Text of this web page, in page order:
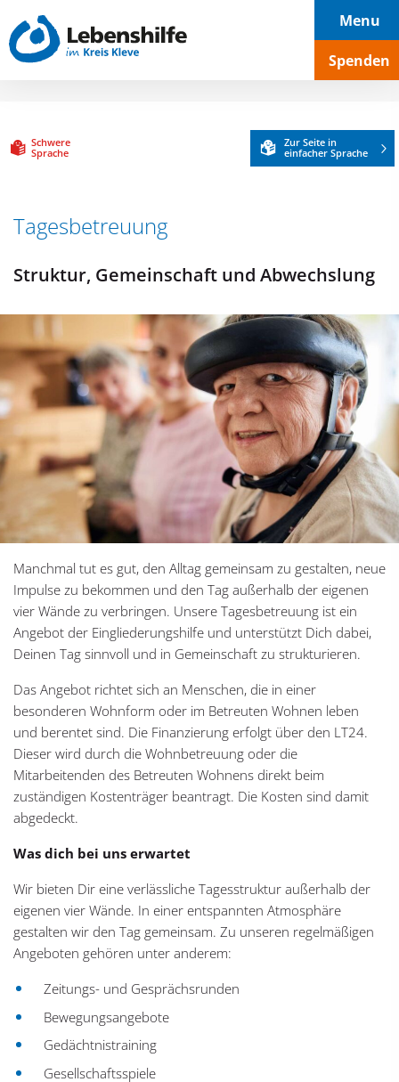
Hauptnavigation Menu
Spenden
Schwere
Sprache
Zur Seite in
einfacher Sprache
Tagesbetreuung
Struktur, Gemeinschaft und Abwechslung
Manchmal tut es gut, den Alltag gemeinsam zu gestalten, neue
Impulse zu bekommen und den Tag außerhalb der eigenen
vier Wände zu verbringen. Unsere Tagesbetreuung ist ein
Angebot der Eingliederungshilfe und unterstützt Dich dabei,
Deinen Tag sinnvoll und in Gemeinschaft zu strukturieren.
Das Angebot richtet sich an Menschen, die in einer
besonderen Wohnform oder im Betreuten Wohnen leben
und berentet sind. Die Finanzierung erfolgt über den LT24.
Dieser wird durch die Wohnbetreuung oder die
Mitarbeitenden des Betreuten Wohnens direkt beim
zuständigen Kostenträger beantragt. Die Kosten sind damit
abgedeckt.
Was dich bei uns erwartet
Wir bieten Dir eine verlässliche Tagesstruktur außerhalb der
eigenen vier Wände. In einer entspannten Atmosphäre
gestalten wir den Tag gemeinsam. Zu unseren regelmäßigen
Angeboten gehören unter anderem:
Zeitungs- und Gesprächsrunden
Bewegungsangebote
Gedächtnistraining
Gesellschaftsspiele